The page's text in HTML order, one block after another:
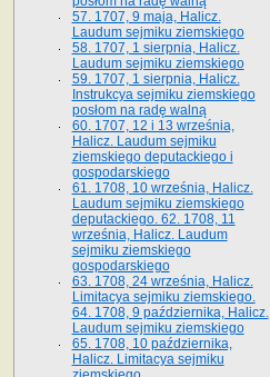
57. 1707, 9 maja, Halicz.
Laudum sejmiku ziemskiego
58. 1707, 1 sierpnia, Halicz.
Laudum sejmiku ziemskiego
59. 1707, 1 sierpnia, Halicz.
Instrukcya sejmiku ziemskiego
posłom na radę walną
60. 1707, 12 i 13 września,
Halicz. Laudum sejmiku
ziemskiego deputackiego i
gospodarskiego
61. 1708, 10 września, Halicz.
Laudum sejmiku ziemskiego
deputackiego. 62. 1708, 11
września, Halicz. Laudum
sejmiku ziemskiego
gospodarskiego
63. 1708, 24 września, Halicz.
Limitacya sejmiku ziemskiego.
64. 1708, 9 października, Halicz.
Laudum sejmiku ziemskiego
65­. 1708, 10 października,
Halicz. Limitacya sejmiku